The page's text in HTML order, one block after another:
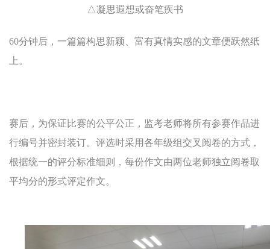
△凝思遐想或奋笔疾书
60分钟后，一篇篇构思新颖、富有真情实感的文章便跃然纸
上。
赛后，为保证比赛的公平公正，监考老师将所有参赛作品进
行编号并密封装订。评选时采用各年级组交叉阅卷的方式，
根据统一的评分标准细则，每份作文由两位老师独立阅卷取
平均分的形式评定作文。